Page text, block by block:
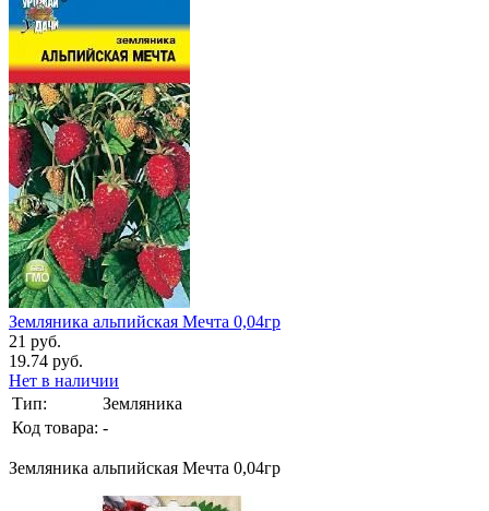
Земляника альпийская Мечта 0,04гр
21 руб.
19.74 руб.
Нет в наличии
Тип:
Земляника
Код товара: -
Земляника альпийская Мечта 0,04гр